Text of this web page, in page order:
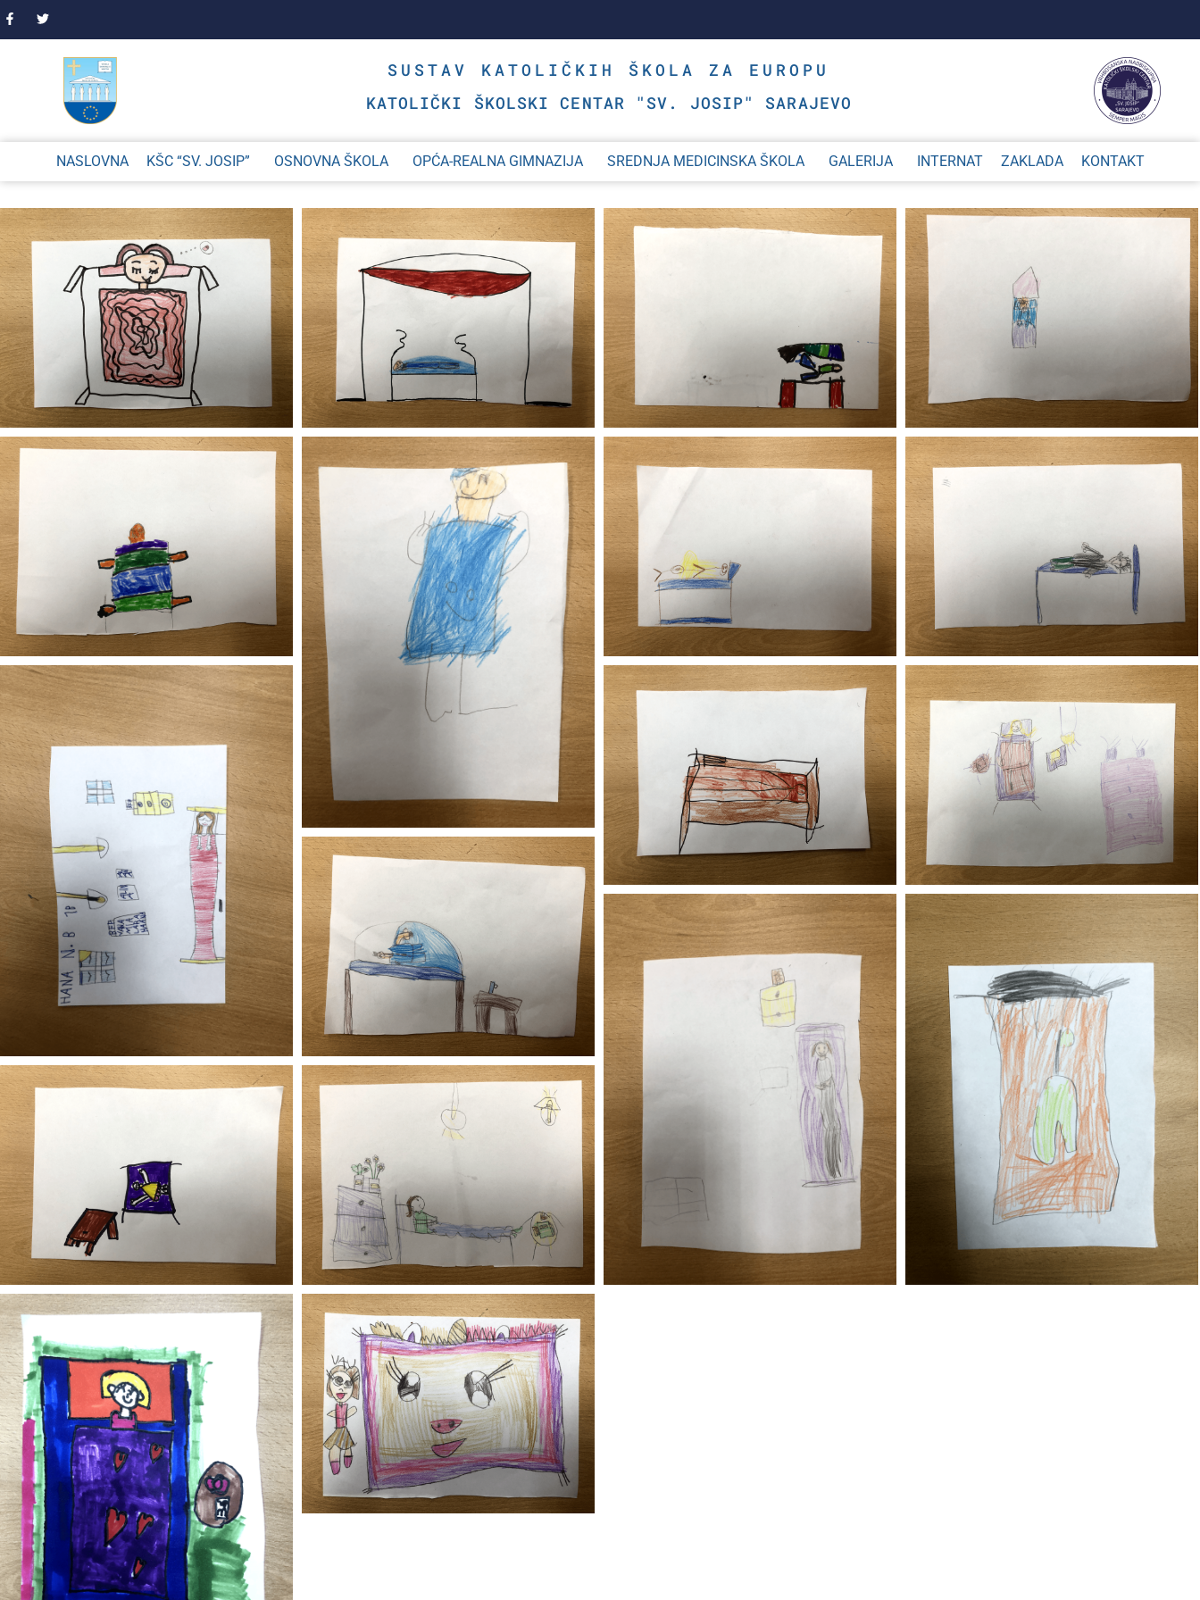
SUSTAV KATOLIČKIH ŠKOLA ZA EUROPU
KATOLIČKI ŠKOLSKI CENTAR "SV. JOSIP" SARAJEVO
NASLOVNA KŠC “SV. JOSIP” OSNOVNA ŠKOLA OPĆA-REALNA GIMNAZIJA SREDNJA MEDICINSKA ŠKOLA GALERIJA INTERNAT ZAKLADA KONTAKT